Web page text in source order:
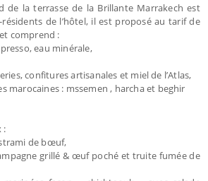
de la terrasse de la Brillante Marrakech est
de l’hôtel, il est proposé au tarif de
et comprend :
eau minérale,
confitures artisanales et miel de l’Atlas,
marocaines : mssemen , harcha et beghir
:
de bœuf,
grillé & œuf poché et truite fumée de